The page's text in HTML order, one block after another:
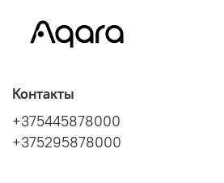
Контакты
+375445878000
+375295878000